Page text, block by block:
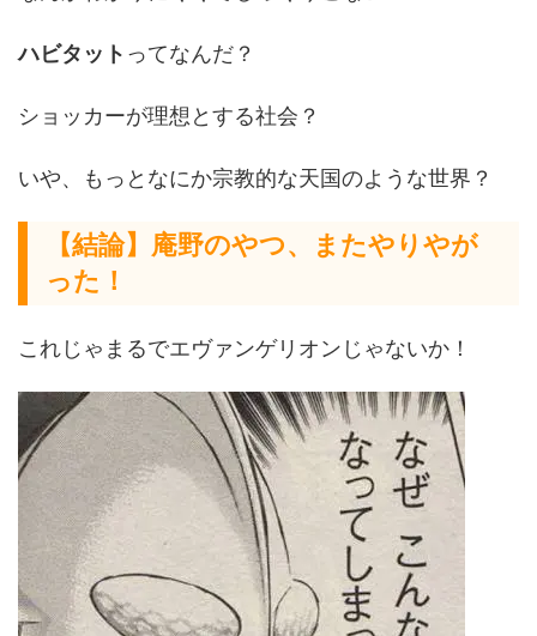
ハビタット ってなんだ？
ショッカーが理想とする社会？
いや、もっとなにか宗教的な天国のような世界？
【結論】庵野のやつ、またやりやが
った！
これじゃまるでエヴァンゲリオンじゃないか！